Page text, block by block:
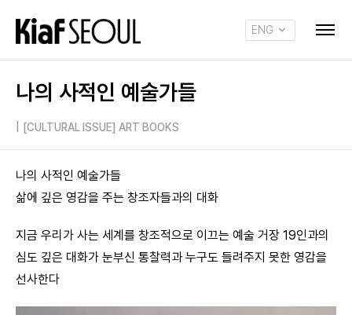
ENG
나의 사적인 예술가들
[CULTURAL ISSUE] ART BOOKS
나의 사적인 예술가들
삶에 깊은 영감을 주는 창조자들과의 대화
지금 우리가 사는 세계를 창조적으로 이끄는 예술 거장 19인과의
심도 깊은 대화가 눈부신 통찰력과 누구도 들려주지 못한 영감을
선사한다